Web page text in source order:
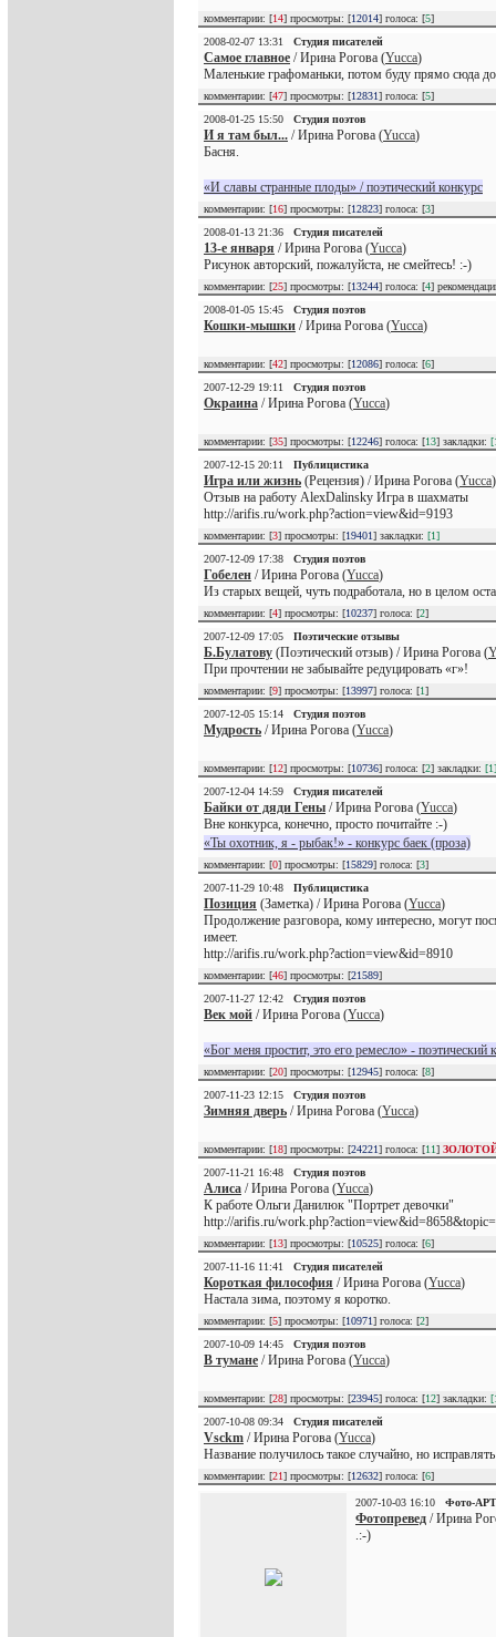
комментарии: [14] просмотры: [12014] голоса: [5]
2008-02-07 13:31
Студия писателей
Самое главное / Ирина Рогова (Yucca)
Маленькие графоманьки, потом буду прямо сюда
комментарии: [47] просмотры: [12831] голоса: [5]
2008-01-25 15:50
Студия поэтов
И я там был... / Ирина Рогова (Yucca)
Басня.
«И славы странные плоды» / поэтический конкурс
комментарии: [16] просмотры: [12823] голоса: [3]
2008-01-13 21:36
Студия писателей
13-е января / Ирина Рогова (Yucca)
Рисунок авторский, пожалуйста, не смейтесь! :-)
комментарии: [25] просмотры: [13244] голоса: [4]
2008-01-05 15:45
Студия поэтов
Кошки-мышки / Ирина Рогова (Yucca)
комментарии: [42] просмотры: [12086] голоса: [6]
2007-12-29 19:11
Студия поэтов
Окраина / Ирина Рогова (Yucca)
комментарии: [35] просмотры: [12246] голоса: [13] закладки:
2007-12-15 20:11
Публицистика
Игра или жизнь (Рецензия) / Ирина Рогова (Yucca)
Отзыв на работу AlexDalinsky Игра в шахматы
http://arifis.ru/work.php?action=view&id=9193
комментарии: [3] просмотры: [19401] закладки: [1]
2007-12-09 17:38
Студия поэтов
Гобелен / Ирина Рогова (Yucca)
Из старых вещей, чуть подработала, но в целом
комментарии: [4] просмотры: [10237] голоса: [2]
2007-12-09 17:05
Поэтические отзывы
Б.Булатову (Поэтический отзыв) / Ирина Рогова (
При прочтении не забывайте редуцировать «г»!
комментарии: [9] просмотры: [13997] голоса: [1]
2007-12-05 15:14
Студия поэтов
Мудрость / Ирина Рогова (Yucca)
комментарии: [12] просмотры: [10736] голоса: [2] закладки: [1]
2007-12-04 14:59
Студия писателей
Байки от дяди Гены / Ирина Рогова (Yucca)
Вне конкурса, конечно, просто почитайте :-)
«Ты охотник, я - рыбак!» - конкурс баек (проза)
комментарии: [0] просмотры: [15829] голоса: [3]
2007-11-29 10:48
Публицистика
Позиция (Заметка) / Ирина Рогова (Yucca)
Продолжение разговора, кому интересно, могут
имеет.
http://arifis.ru/work.php?action=view&id=8910
комментарии: [46] просмотры: [21589]
2007-11-27 12:42
Студия поэтов
Век мой / Ирина Рогова (Yucca)
«Бог меня простит, это его ремесло» - поэтический
комментарии: [20] просмотры: [12945] голоса: [8]
2007-11-23 12:15
Студия поэтов
Зимняя дверь / Ирина Рогова (Yucca)
комментарии: [18] просмотры: [24221] голоса: [11]
2007-11-21 16:48
Студия поэтов
Алиса / Ирина Рогова (Yucca)
К работе Ольги Данилюк "Портрет девочки"
http://arifis.ru/
комментарии: [13] просмотры: [10525] голоса: [6]
2007-11-16 11:41
Студия писателей
Короткая философия / Ирина Рогова (Yucca)
Настала зима, поэтому я коротко.
комментарии: [5] просмотры: [10971] голоса: [2]
2007-10-09 14:45
Студия поэтов
В тумане / Ирина Рогова (Yucca)
комментарии: [28] просмотры: [23945] голоса: [12] закладки:
2007-10-08 09:34
Студия писателей
Vsckm / Ирина Рогова (Yucca)
Название получилось такое случайно, но
комментарии: [21] просмотры: [12632] голоса: [6]
2007-10-03 16:10 Фото-АРТ
Фотопревед / Ирина
.:-)